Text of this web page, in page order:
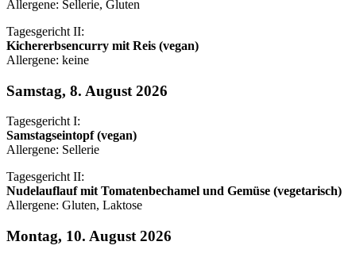
Allergene: Sellerie, Gluten
Tagesgericht II:
Kichererbsencurry mit Reis (vegan)
Allergene: keine
Samstag, 8. August 2026
Tagesgericht I:
Samstagseintopf (vegan)
Allergene: Sellerie
Tagesgericht II:
Nudelauflauf mit Tomatenbechamel und Gemüse (vegetarisch)
Allergene: Gluten, Laktose
Montag, 10. August 2026